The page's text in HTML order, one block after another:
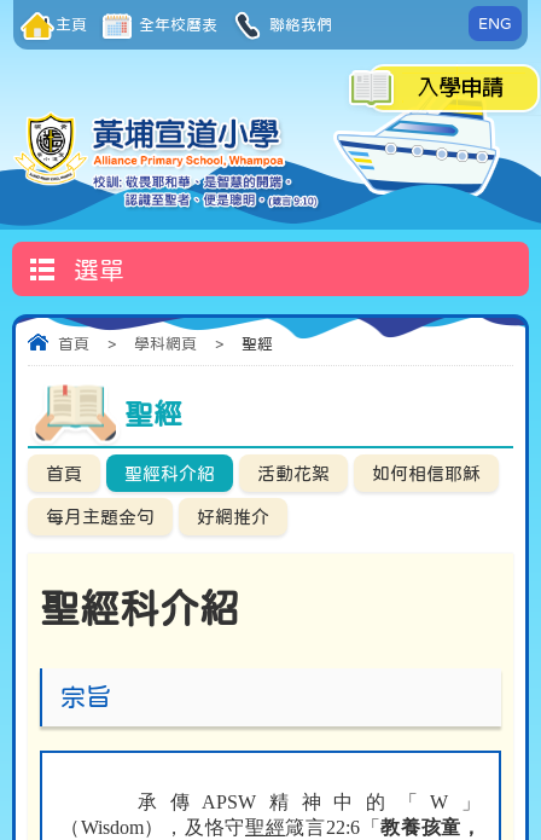
主頁 全年校曆表 聯絡我們 ENG
選單
首頁 > 學科網頁 > 聖經
聖經
首頁 聖經科介紹 活動花絮 如何相信耶穌
每月主題金句 好網推介
聖經科介紹
宗旨
承傳 APSW 精神中的「W 」
（Wisdom），及恪守聖經箴言22:6「教養孩童，